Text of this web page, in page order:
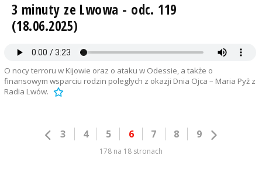
3 minuty ze Lwowa - odc. 119
(18.06.2025)
O nocy terroru w Kijowie oraz o ataku w Odessie, a także o
finansowym wsparciu rodzin poległych z okazji Dnia Ojca – Maria Pyż z
Radia Lwów.
3 4 5 6 7 8 9
178 na 18 stronach